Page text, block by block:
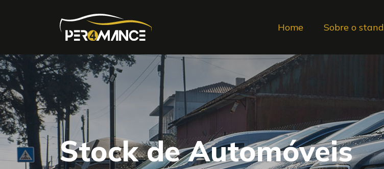
Home Sobre o stand
Stock de Automóveis